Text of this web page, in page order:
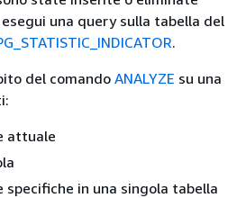
una query sulla tabella del
.
del comando ANALYZE su una
attuale
specifiche in una singola tabella